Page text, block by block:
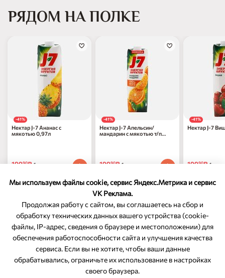
Мы используем файлы cookie, сервис Яндекс.Метрика и сервис
VK Реклама.
Продолжая работу с сайтом, вы соглашаетесь на сбор и
обработку технических данных вашего устройства (cookie-
файлы, IP-адрес, сведения о браузере и местоположении) для
обеспечения работоспособности сайта и улучшения качества
сервиса. Если вы не хотите, чтобы ваши данные
обрабатывались, ограничьте их использование в настройках
своего браузера.
РЯДОМ НА ПОЛКЕ
-41%
Нектар J-7 Ананас с
мякотью 0,97л
19990₽ 1 шт
-41%
Нектар J-7 Апельсин/
мандарин с мякотью т/п
19990₽ 1 шт
-41%
Нектар J-7
19990₽ 1 шт
ОБРАТНАЯ СВЯЗЬ
8-800-350-46-10
Служба поддержки